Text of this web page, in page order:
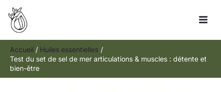
Aller
contenu
Accueil
Huiles essentielles
Test du set de sel de mer articulations & muscles : détente et
bien-être
Rechercher